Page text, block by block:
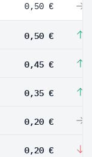
0,50 €
0,50 €
0,45 €
0,35 €
0,20 €
0,20 €